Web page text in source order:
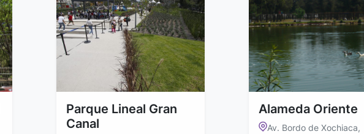
Parque Lineal Gran
Canal
Alameda Oriente
Av. Bordo de Xochiaca,